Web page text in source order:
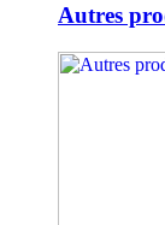
Autres